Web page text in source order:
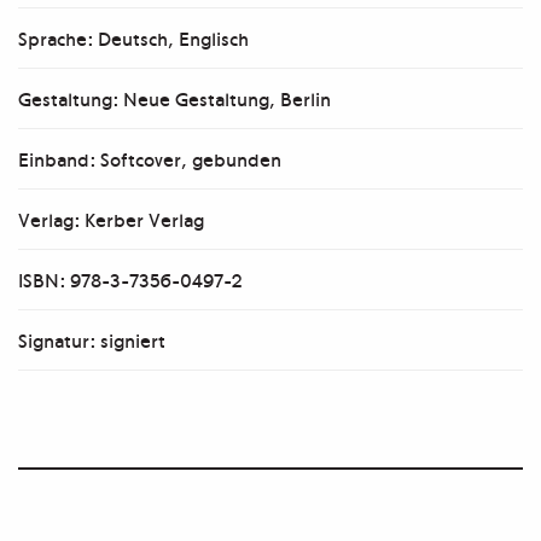
Sprache: Deutsch, Englisch
Gestaltung: Neue Gestaltung, Berlin
Einband: Softcover, gebunden
Verlag: Kerber Verlag
ISBN: 978-3-7356-0497-2
Signatur: signiert